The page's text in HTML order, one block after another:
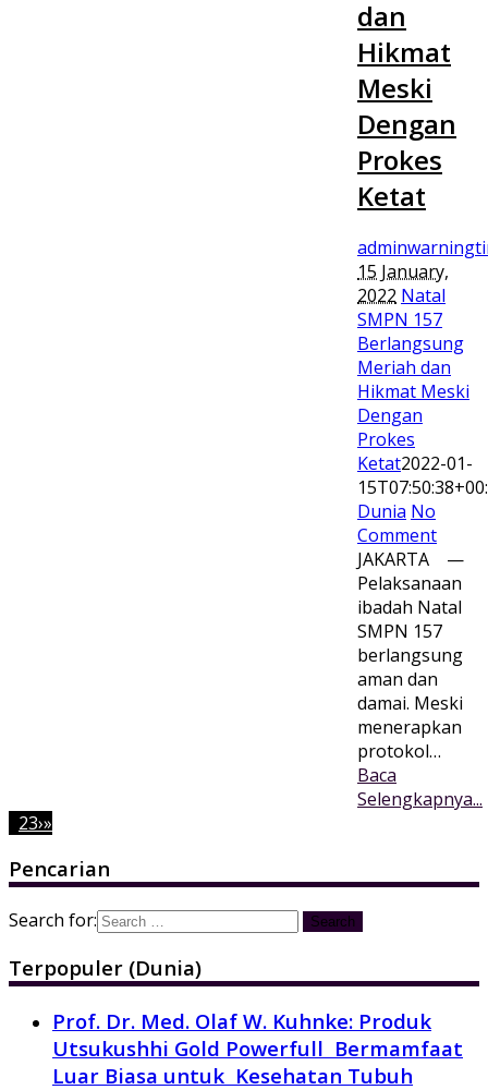
dan
Hikmat
Meski
Dengan
Prokes
Ketat
15 January,
2022 Natal
SMPN 157
Berlangsung
Meriah dan
Hikmat Meski
Dengan
Prokes
Ketat2022-01-
Dunia No
Comment
JAKARTA —
Pelaksanaan
ibadah Natal
SMPN 157
berlangsung
aman dan
damai. Meski
menerapkan
protokol…
Baca
Selengkapnya...
23›»
Pencarian
Search for:
Terpopuler (Dunia)
Prof. Dr. Med. Olaf W. Kuhnke: Produk
Utsukushhi Gold Powerfull Bermamfaat
Luar Biasa untuk Kesehatan Tubuh